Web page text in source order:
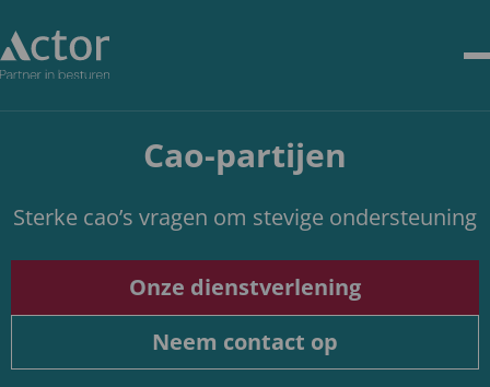
Cao-partijen
Sterke cao’s vragen om stevige ondersteuning
Onze dienstverlening
Deze link gaat naar
Neem contact opDeze link gaat naar